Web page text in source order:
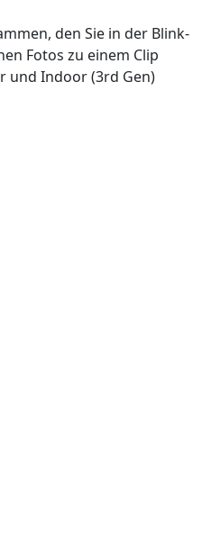
den Sie in der Blink-
Fotos zu einem Clip
und Indoor (3rd Gen)